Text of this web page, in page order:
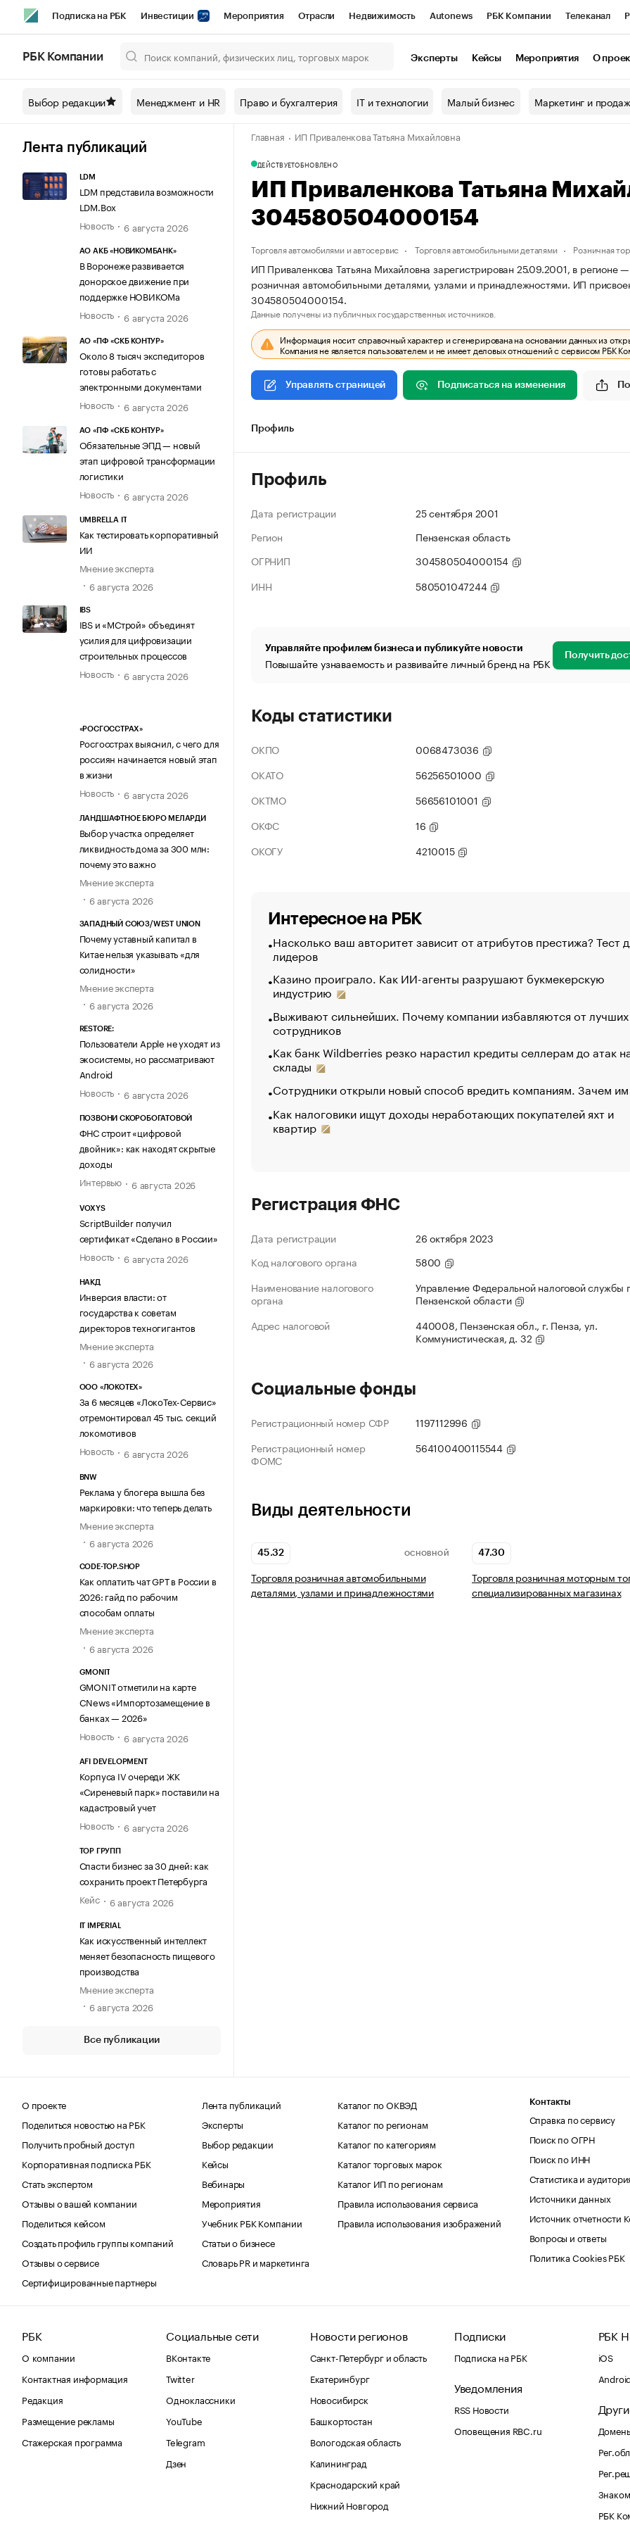
Подписка на РБК Инвестиции Мероприятия Отрасли Недвижимость Autonews РБК Компании Телеканал
Спецпроекты СПб Конференции СПб Спецпроекты Проверка контрагентов
Технологии и медиа Рынок наличной валюты
РБК Компании Эксперты Кейсы Мероприятия О
Выбор редакции Менеджмент и HR Право и бухгалтерия IT и технологии Малый бизнес Маркетинг и
Лента публикаций
LDM
LDM представила возможности
LDM.Box
Новость
6 августа 2026
АО АКБ «НОВИКОМБАНК»
В Воронеже развивается
донорское движение при
поддержке НОВИКОМа
Новость
6 августа 2026
АО «ПФ «СКБ КОНТУР»
Около 8 тысяч экспедиторов
готовы работать с
электронными документами
Новость
6 августа 2026
АО «ПФ «СКБ КОНТУР»
Обязательные ЭПД — новый
этап цифровой трансформации
логистики
Новость
6 августа 2026
UMBRELLA IT
Как тестировать корпоративный
ИИ
Мнение эксперта
6 августа 2026
IBS
IBS и «МСтрой» объединят
усилия для цифровизации
строительных процессов
Новость
6 августа 2026
«РОСГОССТРАХ»
Росгосстрах выяснил, с чего для
россиян начинается новый этап
в жизни
Новость
6 августа 2026
ЛАНДШАФТНОЕ БЮРО МЕЛАРДИ
Выбор участка определяет
ликвидность дома за 300 млн:
почему это важно
Мнение эксперта
6 августа 2026
ЗАПАДНЫЙ СОЮЗ/WEST UNION
Почему уставный капитал в
Китае нельзя указывать «для
солидности»
Мнение эксперта
6 августа 2026
RESTORE:
Пользователи Apple не уходят из
экосистемы, но рассматривают
Android
Новость
6 августа 2026
ПОЗВОНИ СКОРОБОГАТОВОЙ
ФНС строит «цифровой
двойник»: как находят скрытые
доходы
Интервью
6 августа 2026
VOXYS
ScriptBuilder получил
сертификат «Сделано в России»
Новость
6 августа 2026
НАКД
Инверсия власти: от
государства к советам
директоров техногигантов
Мнение эксперта
6 августа 2026
ООО «ЛОКОТЕХ»
За 6 месяцев «ЛокоТех-Сервис»
отремонтировал 45 тыс. секций
локомотивов
Новость
6 августа 2026
BNW
Реклама у блогера вышла без
маркировки: что теперь делать
Мнение эксперта
6 августа 2026
CODE-TOP.SHOP
Как оплатить чат GPT в России в
2026: гайд по рабочим
способам оплаты
Мнение эксперта
6 августа 2026
GMONIT
GMONIT отметили на карте
CNews «Импортозамещение в
банках — 2026»
Новость
6 августа 2026
AFI DEVELOPMENT
Корпуса IV очереди ЖК
«Сиреневый парк» поставили на
кадастровый учет
Новость
6 августа 2026
ТОР ГРУПП
Спасти бизнес за 30 дней: как
сохранить проект Петербурга
Кейс
6 августа 2026
IT IMPERIAL
Как искусственный интеллект
меняет безопасность пищевого
производства
Мнение эксперта
6 августа 2026
Все публикации
Главная ИП Приваленкова Татьяна Михайловна
ДЕЙСТВУЕТОБНОВЛЕНО
ИП Приваленкова Татьяна
304580504000154
Торговля автомобилями и автосервис Торговля автомобильными деталями Розничная
ИП Приваленкова Татьяна Михайловна зарегистрирован 25.09.2001, в регионе
розничная автомобильными деталями, узлами и принадлежностями. ИП
304580504000154.
Данные получены из публичных государственных источников.
Информация носит справочный характер и сгенерирована на основании данных из
Компания не является пользователем и не имеет деловых отношений с сервисом РБК
Управлять страницей Подписаться на изменения
Профиль
Профиль
Дата регистрации
25 сентября 2001
Регион
Пензенская область
ОГРНИП
304580504000154
ИНН
580501047244
Управляйте профилем бизнеса и публикуйте новости
Повышайте узнаваемость и развивайте личный бренд на РБК Получить
Коды статистики
ОКПО
0068473036
ОКАТО
56256501000
ОКТМО
56656101001
ОКФС
16
ОКОГУ
4210015
Интересное на РБК
Насколько ваш авторитет зависит от атрибутов престижа? Тест
лидеров
Казино проиграло. Как ИИ-агенты разрушают букмекерскую
индустрию
Выживают сильнейших. Почему компании избавляются от лучших
сотрудников
Как банк Wildberries резко нарастил кредиты селлерам до атак
склады
Сотрудники открыли новый способ вредить компаниям. Зачем
Как налоговики ищут доходы неработающих покупателей яхт и
квартир
Регистрация ФНС
Дата регистрации
26 октября 2023
Код налогового органа
5800
Наименование налогового
органа
Управление Федеральной налоговой службы
Пензенской области
Адрес налоговой
440008, Пензенская обл., г. Пенза, ул.
Коммунистическая, д. 32
Социальные фонды
Регистрационный номер СФР
1197112996
Регистрационный номер
ФОМС
564100400115544
Виды деятельности
45.32 ОСНОВНОЙ
Торговля розничная автомобильными
деталями, узлами и принадлежностями
47.30
Торговля розничная моторным
специализированных магазинах
О проекте
Поделиться новостью на РБК
Получить пробный доступ
Корпоративная подписка РБК
Стать экспертом
Отзывы о вашей компании
Поделиться кейсом
Создать профиль группы компаний
Отзывы о сервисе
Сертифицированные партнеры
Лента публикаций
Эксперты
Выбор редакции
Кейсы
Вебинары
Мероприятия
Учебник РБК Компании
Статьи о бизнесе
Словарь PR и маркетинга
Каталог по ОКВЭД
Каталог по регионам
Каталог по категориям
Каталог торговых марок
Каталог ИП по регионам
Правила использования сервиса
Правила использования изображений
Контакты
Справка по сервису
Поиск по ОГРН
Поиск по ИНН
Статистика и
Источники данных
Источник отчетности
Вопросы и ответы
Политика Cookies РБК
РБК
О компании
Контактная информация
Редакция
Размещение рекламы
Стажерская программа
Социальные сети
ВКонтакте
Twitter
Одноклассники
YouTube
Telegram
Дзен
Новости регионов
Санкт-Петербург и область
Екатеринбург
Новосибирск
Башкортостан
Вологодская область
Калининград
Краснодарский край
Нижний Новгород
Подписки
Подписка на РБК
Уведомления
RSS Новости
Оповещения RBC.ru
РБК
iOS
РБК